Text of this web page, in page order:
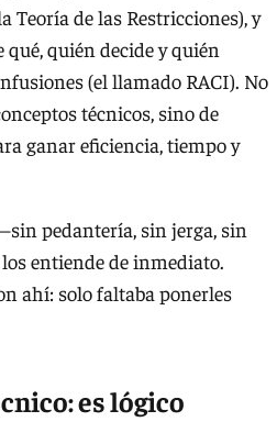
Teoría de las Restricciones), y
quién decide y quién
(el llamado RACI). No
técnicos, sino de
ganar eficiencia, tiempo y
pedantería, sin jerga, sin
entiende de inmediato.
ahí: solo faltaba ponerles
es lógico